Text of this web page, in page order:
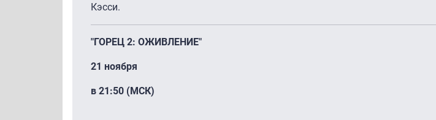
Кэсси.
"ГОРЕЦ 2: ОЖИВЛЕНИЕ"
21 ноября
в 21:50 (МСК)